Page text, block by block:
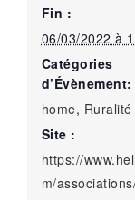
Fin :
06/03/2022 à
Catégories
d’Évènement:
home, Ruralité
Site :
https://
m/